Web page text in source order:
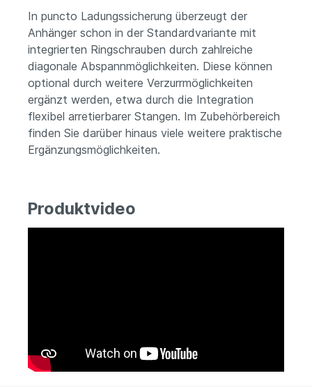
In puncto Ladungssicherung überzeugt der
Anhänger schon in der Standardvariante mit
integrierten Ringschrauben durch zahlreiche
diagonale Abspannmöglichkeiten. Diese können
optional durch weitere Verzurrmöglichkeiten
ergänzt werden, etwa durch die Integration
flexibel arretierbarer Stangen. Im Zubehörbereich
finden Sie darüber hinaus viele weitere praktische
Ergänzungsmöglichkeiten.
Produktvideo